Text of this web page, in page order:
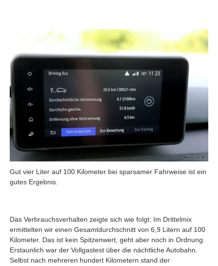
Gut vier Liter auf 100 Kilometer bei sparsamer Fahrweise ist ein
gutes Ergebnis.
Das Verbrauchsverhalten zeigte sich wie folgt: Im Drittelmix
ermittelten wir einen Gesamtdurchschnitt von 6,9 Litern auf 100
Kilometer. Das ist kein Spitzenwert, geht aber noch in Ordnung.
Erstaunlich war der Vollgastest über die nächtliche Autobahn.
Selbst nach mehreren hundert Kilometern stand der